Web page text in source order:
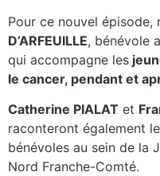
Pour ce nouvel épisode,
D’ARFEUILLE, bénévole
qui accompagne les
le cancer, pendant et
Catherine PIALAT et
raconteront également
bénévoles au sein de la
Nord Franche-Comté.